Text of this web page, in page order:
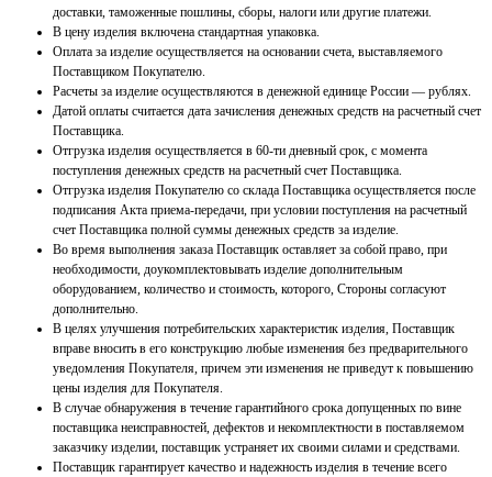
доставки, таможенные пошлины, сборы, налоги или другие платежи.
В цену изделия включена стандартная упаковка.
Оплата за изделие осуществляется на основании счета, выставляемого
Поставщиком Покупателю.
Расчеты за изделие осуществляются в денежной единице России — рублях.
Датой оплаты считается дата зачисления денежных средств на расчетный счет
Поставщика.
Отгрузка изделия осуществляется в 60-ти дневный срок, с момента
поступления денежных средств на расчетный счет Поставщика.
Отгрузка изделия Покупателю со склада Поставщика осуществляется после
подписания Акта приема-передачи, при условии поступления на расчетный
счет Поставщика полной суммы денежных средств за изделие.
Во время выполнения заказа Поставщик оставляет за собой право, при
необходимости, доукомплектовывать изделие дополнительным
оборудованием, количество и стоимость, которого, Стороны согласуют
дополнительно.
В целях улучшения потребительских характеристик изделия, Поставщик
вправе вносить в его конструкцию любые изменения без предварительного
уведомления Покупателя, причем эти изменения не приведут к повышению
цены изделия для Покупателя.
В случае обнаружения в течение гарантийного срока допущенных по вине
поставщика неисправностей, дефектов и некомплектности в поставляемом
заказчику изделии, поставщик устраняет их своими силами и средствами.
Поставщик гарантирует качество и надежность изделия в течение всего